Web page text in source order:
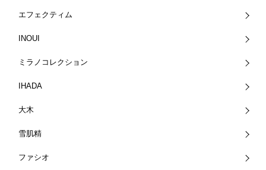
エフェクティム
INOUI
ミラノコレクション
IHADA
大木
雪肌精
ファシオ